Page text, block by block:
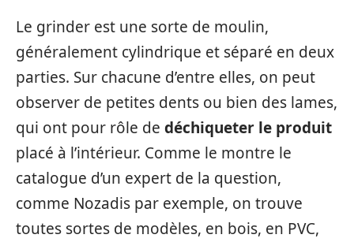
Le grinder est une sorte de moulin,
généralement cylindrique et séparé en deux
parties. Sur chacune d’entre elles, on peut
observer de petites dents ou bien des lames,
qui ont pour rôle de déchiqueter le produit
placé à l’intérieur. Comme le montre le
catalogue d’un expert de la question,
comme Nozadis par exemple, on trouve
toutes sortes de modèles, en bois, en PVC,